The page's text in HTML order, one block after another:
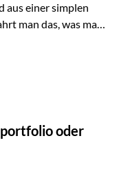
aus einer simplen
man das, was man
zu
oder